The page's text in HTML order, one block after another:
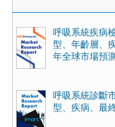
呼吸系統疾病
型、年齡層、
年全球市場預測
呼吸系統診斷
型、疾病、最